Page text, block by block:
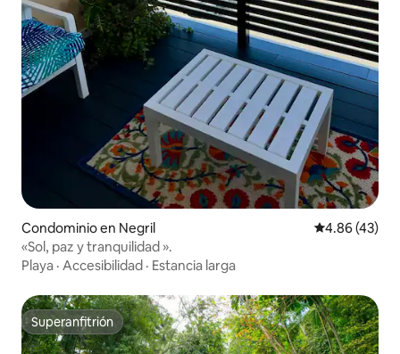
Condominio en Negril Calificación
4.86 (43)
«Sol, paz y tranquilidad ».
Playa · Accesibilidad · Estancia larga
Superanfitrión
Superanfitrión